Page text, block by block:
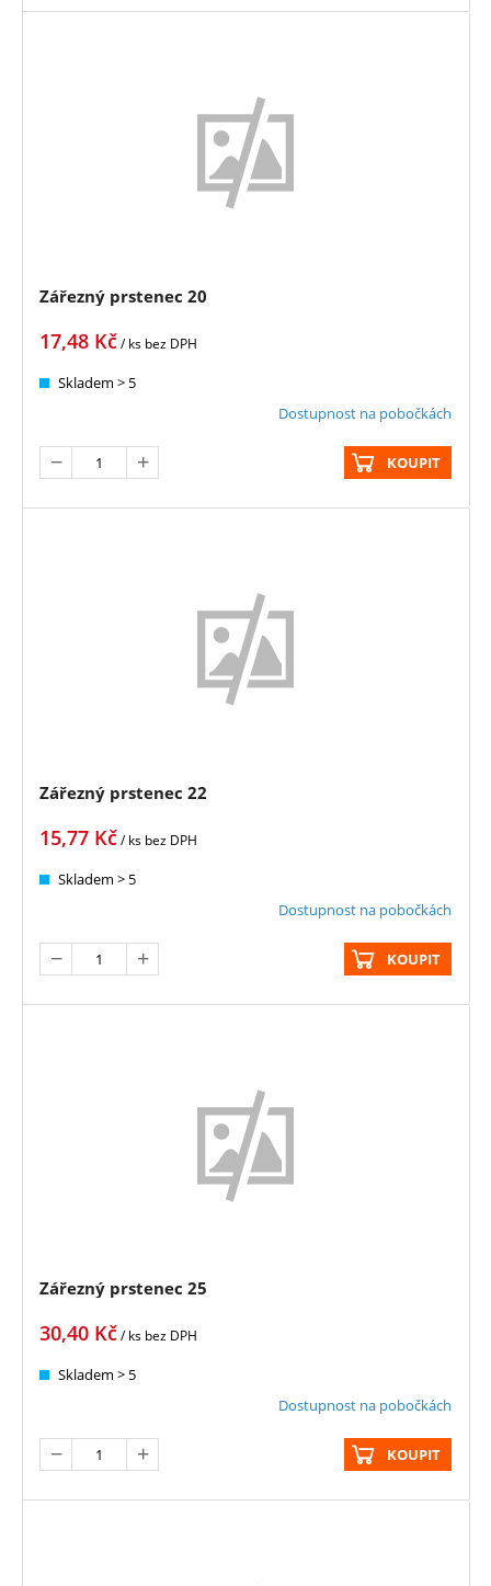
Zářezný prstenec 20
17,48 Kč/ ks bez DPH
Skladem > 5
Dostupnost na pobočkách
KOUPIT
Zářezný prstenec 22
15,77 Kč/ ks bez DPH
Skladem > 5
Dostupnost na pobočkách
KOUPIT
Zářezný prstenec 25
30,40 Kč/ ks bez DPH
Skladem > 5
Dostupnost na pobočkách
KOUPIT